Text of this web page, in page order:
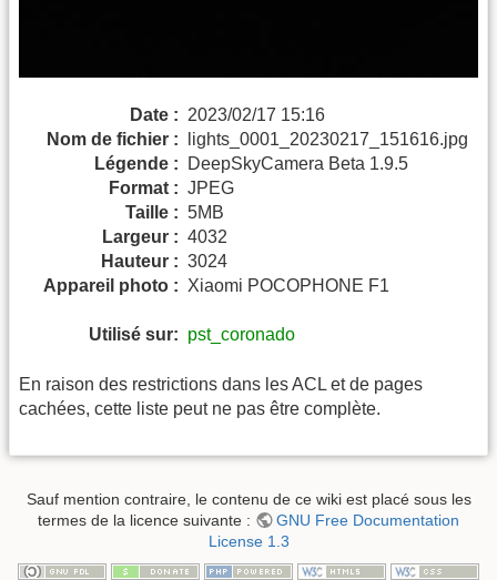
Date : 2023/02/17 15:16
Nom de fichier :
lights_0001_20230217_151616.jpg
Légende :
DeepSkyCamera Beta 1.9.5
Format : JPEG
Taille : 5MB
Largeur : 4032
Hauteur : 3024
Appareil photo : Xiaomi POCOPHONE F1
Utilisé sur: pst_coronado
En raison des restrictions dans les ACL et de pages
cachées, cette liste peut ne pas être complète.
Sauf mention contraire, le contenu de ce wiki est placé sous les
termes de la licence suivante :
GNU Free Documentation
License 1.3